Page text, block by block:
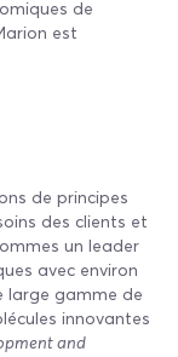
de
est
de principes
des clients et
un leader
avec environ
large gamme de
innovantes
and